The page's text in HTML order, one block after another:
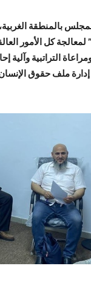
بالمنطقة
كل الأمور العالقة
التراتبية وآلية
ملف حقوق